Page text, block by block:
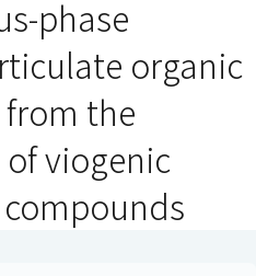
phase
organic
the
viogenic